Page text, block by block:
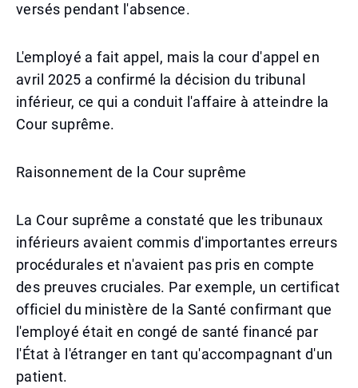
versés pendant l'absence.
L'employé a fait appel, mais la cour d'appel en
avril 2025 a confirmé la décision du tribunal
inférieur, ce qui a conduit l'affaire à atteindre la
Cour suprême.
Raisonnement de la Cour suprême
La Cour suprême a constaté que les tribunaux
inférieurs avaient commis d'importantes erreurs
procédurales et n'avaient pas pris en compte
des preuves cruciales. Par exemple, un certificat
officiel du ministère de la Santé confirmant que
l'employé était en congé de santé financé par
l'État à l'étranger en tant qu'accompagnant d'un
patient.